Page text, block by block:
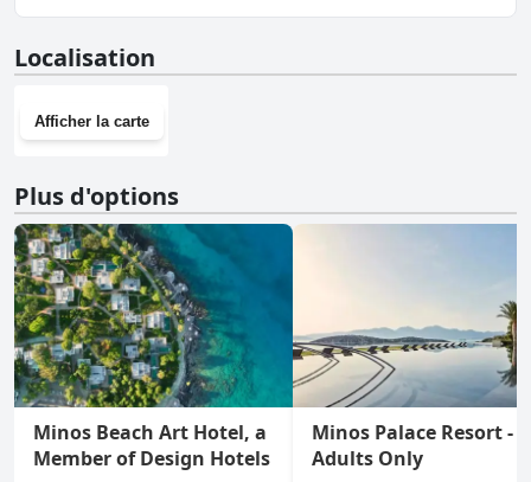
Localisation
Afficher la carte
Plus d'options
Minos Beach Art Hotel, a
Member of Design Hotels
Minos Palace Resort -
Adults Only